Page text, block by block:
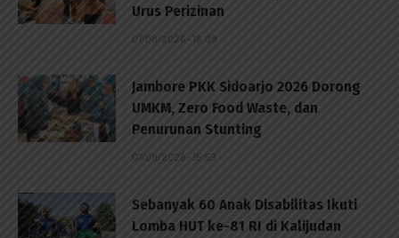
Urus Perizinan
07/08/2026 - 16:09
Jambore PKK Sidoarjo 2026 Dorong
UMKM, Zero Food Waste, dan
Penurunan Stunting
07/08/2026 - 15:59
Sebanyak 60 Anak Disabilitas Ikuti
Lomba HUT ke-81 RI di Kalijudan